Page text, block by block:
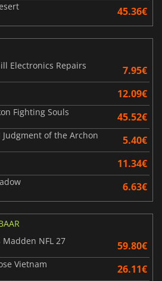
45.36€
Electronics Repairs
7.95€
12.09€
Fighting Souls 45.52€
Judgment of the Archon 5.40€
11.34€
6.63€
Madden NFL 27
59.80€
Vietnam 26.11€